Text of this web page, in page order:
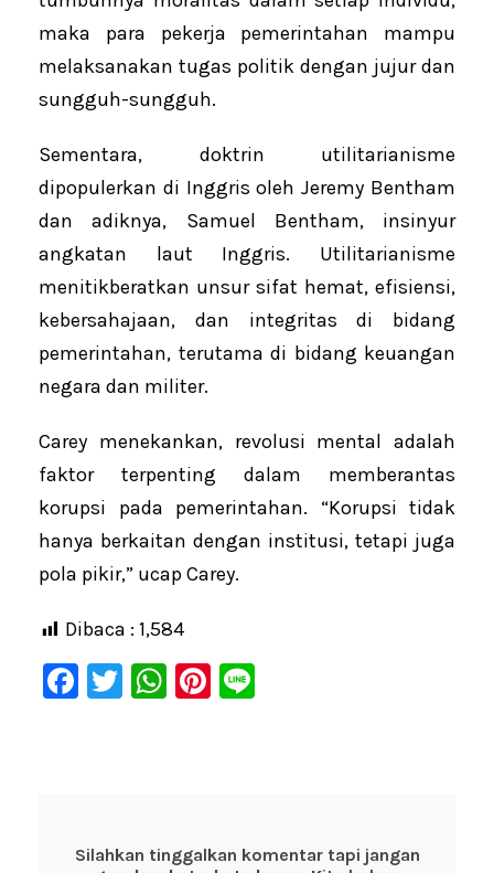
maka para pekerja pemerintahan mampu
melaksanakan tugas politik dengan jujur dan
sungguh-sungguh.
Sementara, doktrin utilitarianisme
dipopulerkan di Inggris oleh Jeremy Bentham
dan adiknya, Samuel Bentham, insinyur
angkatan laut Inggris. Utilitarianisme
menitikberatkan unsur sifat hemat, efisiensi,
kebersahajaan, dan integritas di bidang
pemerintahan, terutama di bidang keuangan
negara dan militer.
Carey menekankan, revolusi mental adalah
faktor terpenting dalam memberantas
korupsi pada pemerintahan. “Korupsi tidak
hanya berkaitan dengan institusi, tetapi juga
pola pikir,” ucap Carey.
Dibaca : 1,584
F
o
T
W
p
Pi
Silahkan tinggalkan komentar tapi jangan